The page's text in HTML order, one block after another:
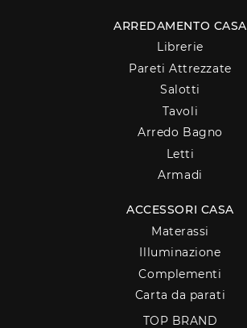
ARREDAMENTO CASA
Librerie
Pareti Attrezzate
Salotti
Tavoli
Arredo Bagno
Letti
Armadi
ACCESSORI CASA
Materassi
Illuminazione
Complementi
Carta da parati
TOP BRAND